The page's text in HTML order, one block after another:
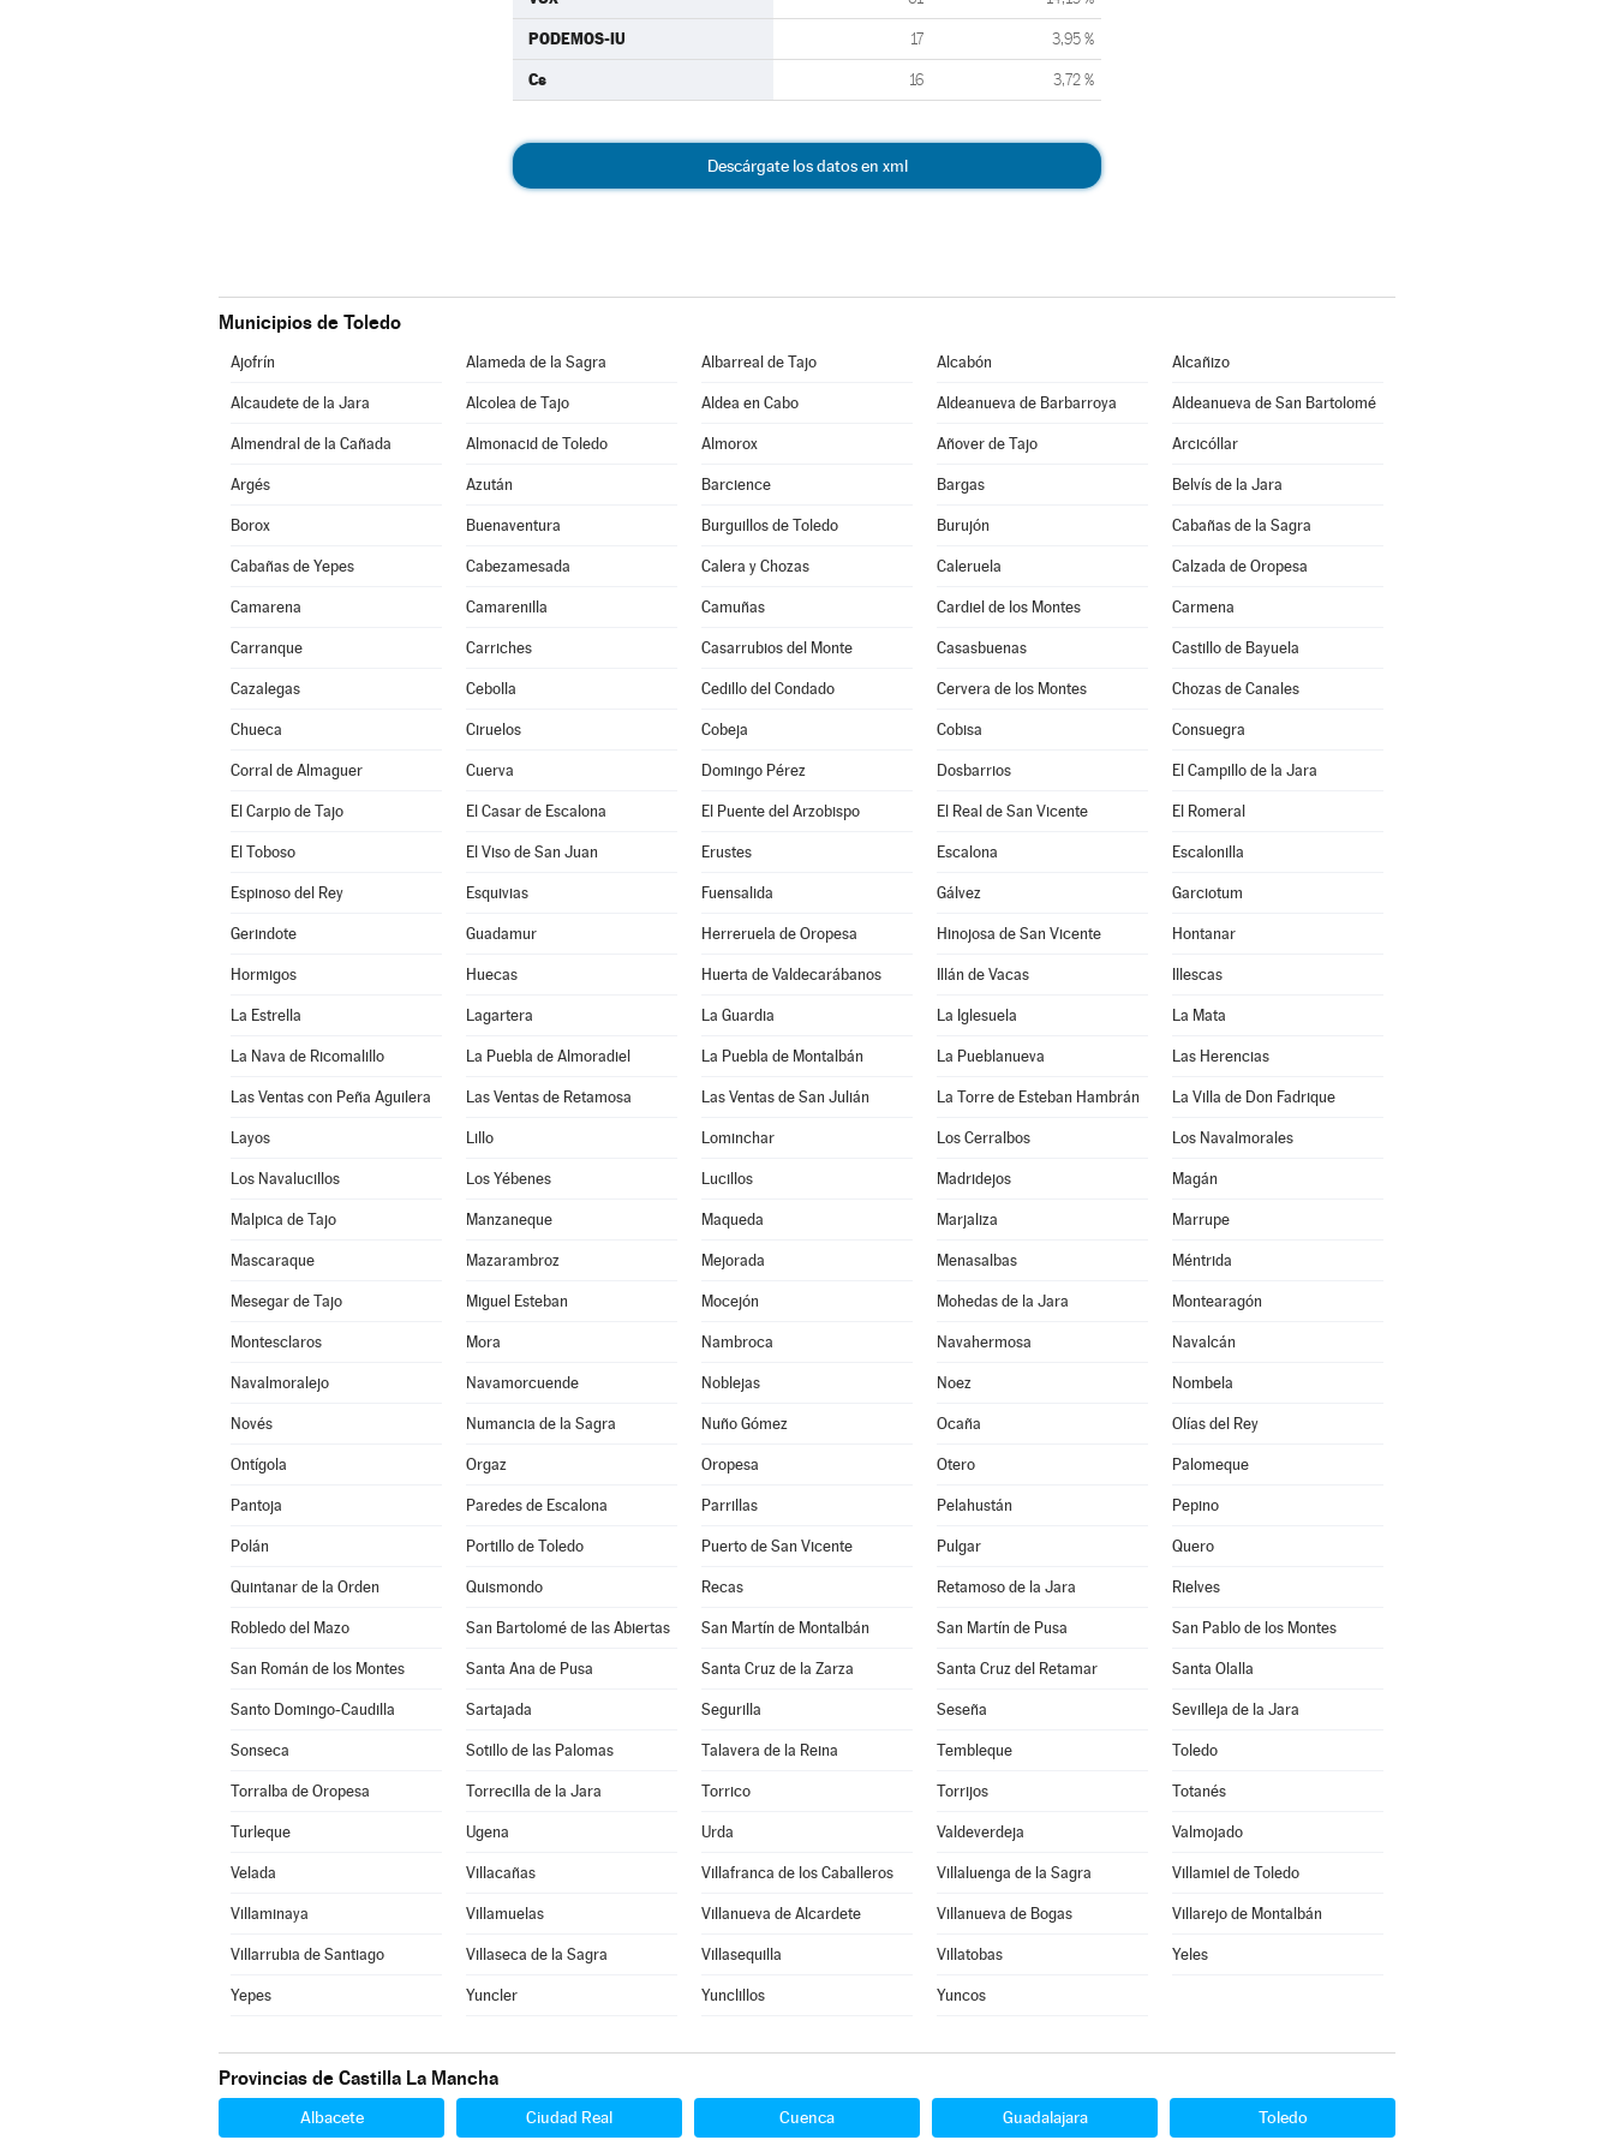
PODEMOS-IU 17 3,95 %
Cs 16 3,72 %
Descárgate los datos en xml
Municipios de Toledo
Ajofrín Alameda de la Sagra Albarreal de Tajo Alcabón Alcañizo
Alcaudete de la Jara Alcolea de Tajo Aldea en Cabo Aldeanueva de Barbarroya Aldeanueva de San Bartolomé
Almendral de la Cañada Almonacid de Toledo Almorox Añover de Tajo Arcicóllar
Argés Azután Barcience Bargas Belvís de la Jara
Borox Buenaventura Burguillos de Toledo Burujón Cabañas de la Sagra
Cabañas de Yepes Cabezamesada Calera y Chozas Caleruela Calzada de Oropesa
Camarena Camarenilla Camuñas Cardiel de los Montes Carmena
Carranque Carriches Casarrubios del Monte Casasbuenas Castillo de Bayuela
Cazalegas Cebolla Cedillo del Condado Cervera de los Montes Chozas de Canales
Chueca Ciruelos Cobeja Cobisa Consuegra
Corral de Almaguer Cuerva Domingo Pérez Dosbarrios El Campillo de la Jara
El Carpio de Tajo El Casar de Escalona El Puente del Arzobispo El Real de San Vicente El Romeral
El Toboso El Viso de San Juan Erustes Escalona Escalonilla
Espinoso del Rey Esquivias Fuensalida Gálvez Garciotum
Gerindote Guadamur Herreruela de Oropesa Hinojosa de San Vicente Hontanar
Hormigos Huecas Huerta de Valdecarábanos Illán de Vacas Illescas
La Estrella Lagartera La Guardia La Iglesuela La Mata
La Nava de Ricomalillo La Puebla de Almoradiel La Puebla de Montalbán La Pueblanueva Las Herencias
Las Ventas con Peña Aguilera Las Ventas de Retamosa Las Ventas de San Julián La Torre de Esteban Hambrán La Villa de Don Fadrique
Layos Lillo Lominchar Los Cerralbos Los Navalmorales
Los Navalucillos Los Yébenes Lucillos Madridejos Magán
Malpica de Tajo Manzaneque Maqueda Marjaliza Marrupe
Mascaraque Mazarambroz Mejorada Menasalbas Méntrida
Mesegar de Tajo Miguel Esteban Mocejón Mohedas de la Jara Montearagón
Montesclaros Mora Nambroca Navahermosa Navalcán
Navalmoralejo Navamorcuende Noblejas Noez Nombela
Novés Numancia de la Sagra Nuño Gómez Ocaña Olías del Rey
Ontígola Orgaz Oropesa Otero Palomeque
Pantoja Paredes de Escalona Parrillas Pelahustán Pepino
Polán Portillo de Toledo Puerto de San Vicente Pulgar Quero
Quintanar de la Orden Quismondo Recas Retamoso de la Jara Rielves
Robledo del Mazo San Bartolomé de las Abiertas San Martín de Montalbán San Martín de Pusa San Pablo de los Montes
San Román de los Montes Santa Ana de Pusa Santa Cruz de la Zarza Santa Cruz del Retamar Santa Olalla
Santo Domingo-Caudilla Sartajada Segurilla Seseña Sevilleja de la Jara
Sonseca Sotillo de las Palomas Talavera de la Reina Tembleque Toledo
Torralba de Oropesa Torrecilla de la Jara Torrico Torrijos Totanés
Turleque Ugena Urda Valdeverdeja Valmojado
Velada Villacañas Villafranca de los Caballeros Villaluenga de la Sagra Villamiel de Toledo
Villaminaya Villamuelas Villanueva de Alcardete Villanueva de Bogas Villarejo de Montalbán
Villarrubia de Santiago Villaseca de la Sagra Villasequilla Villatobas Yeles
Yepes Yuncler Yunclillos Yuncos
Provincias de Castilla La Mancha
Albacete Ciudad Real Cuenca Guadalajara Toledo